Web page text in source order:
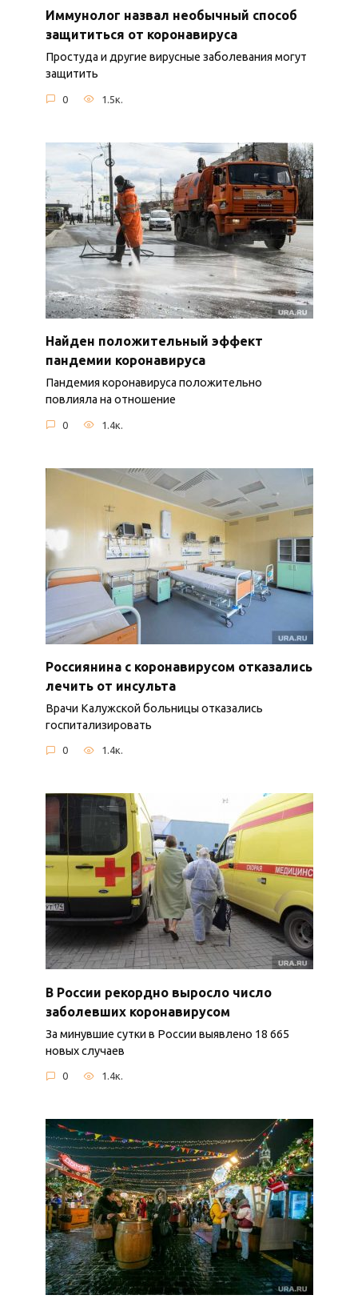
Иммунолог назвал необычный способ
защититься от коронавируса
Простуда и другие вирусные заболевания могут
защитить
0 1.5к.
Найден положительный эффект
пандемии коронавируса
Пандемия коронавируса положительно
повлияла на отношение
0 1.4к.
Россиянина с коронавирусом отказались
лечить от инсульта
Врачи Калужской больницы отказались
госпитализировать
0 1.4к.
В России рекордно выросло число
заболевших коронавирусом
За минувшие сутки в России выявлено 18 665
новых случаев
0 1.4к.